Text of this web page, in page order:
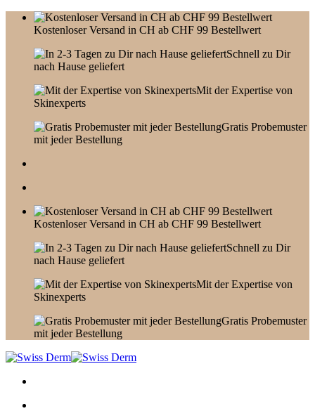
Skip
Kostenloser Versand in CH ab CHF 99 Bestellwert
Schnell zu Dir
nach Hause geliefert
Mit der Expertise von
Skinexperts
Gratis Probemuster
mit jeder Bestellung
Kostenloser Versand in CH ab CHF 99 Bestellwert
Schnell zu Dir
nach Hause geliefert
Mit der Expertise von
Skinexperts
Gratis Probemuster
mit jeder Bestellung